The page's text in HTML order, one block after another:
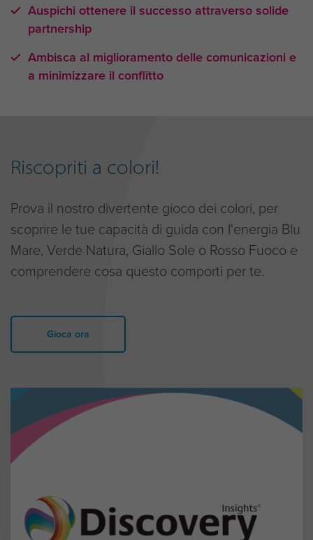
Auspichi ottenere il successo attraverso solide
partnership
Ambisca al miglioramento delle comunicazioni e
a minimizzare il conflitto
Riscopriti a colori!
Prova il nostro divertente gioco dei colori, per
scoprire le tue capacità di guida con l'energia Blu
Mare, Verde Natura, Giallo Sole o Rosso Fuoco e
comprendere cosa questo comporti per te.
Gioca ora